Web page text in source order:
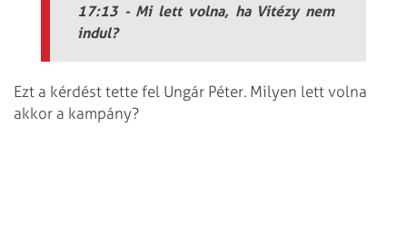
17:13 - Mi lett volna, ha Vitézy nem
indul?
Ezt a kérdést tette fel Ungár Péter. Milyen lett volna
akkor a kampány?